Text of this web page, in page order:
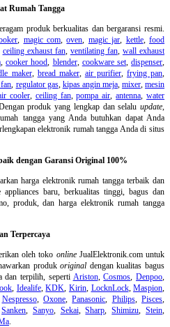
Rumah Tangga
produk berkualitas dan bergaransi resmi.
, magic com,oven, magic jar, kettle,food
ceiling exhaust fan, ventilating fan, wall exhaust
,cooker hood, blender, cookware set,dispenser,
maker, bread maker, air purifier, frying pan,
, regulator gas, kipas angin meja, mixer,mesin
cooler, ceiling fan,pompa air,antenna,water
produk yang lengkap dan selalu update,
tangga yang Anda butuhkan dapat Anda
elektronik rumah tangga Anda di situs
dengan Garansi Original 100%
harga elektronik rumah tangga terbaik dan
baru, berkualitas tinggi, bagus dan
produk, dan harga elektronik rumah tangga
Terpercaya
oleh toko onlineJualElektronik.com untuk
produkoriginal dengan kualitas bagus
dan terpilih, seperti Ariston,Cosmos,Denpoo,
, Idealife,KDK, Kirin, LocknLock,Maspion,
Nespresso, Oxone,Panasonic, Philips, Pisces,
Sanken, Sanyo, Sekai,Sharp,Shimizu,Stein,
.